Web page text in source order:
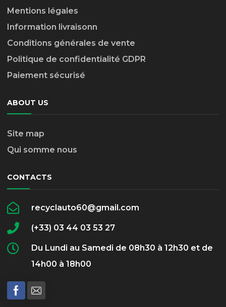
Mentions légales
Information livraisonn
Conditions générales de vente
Politique de confidentialité GDPR
Paiement sécurisé
ABOUT US
Site map
Qui somme nous
CONTACTS
recyclauto60@gmail.com
(+33) 03 44 03 53 27
Du Lundi au Samedi de 08h30 à 12h30 et de
14h00 à 18h00